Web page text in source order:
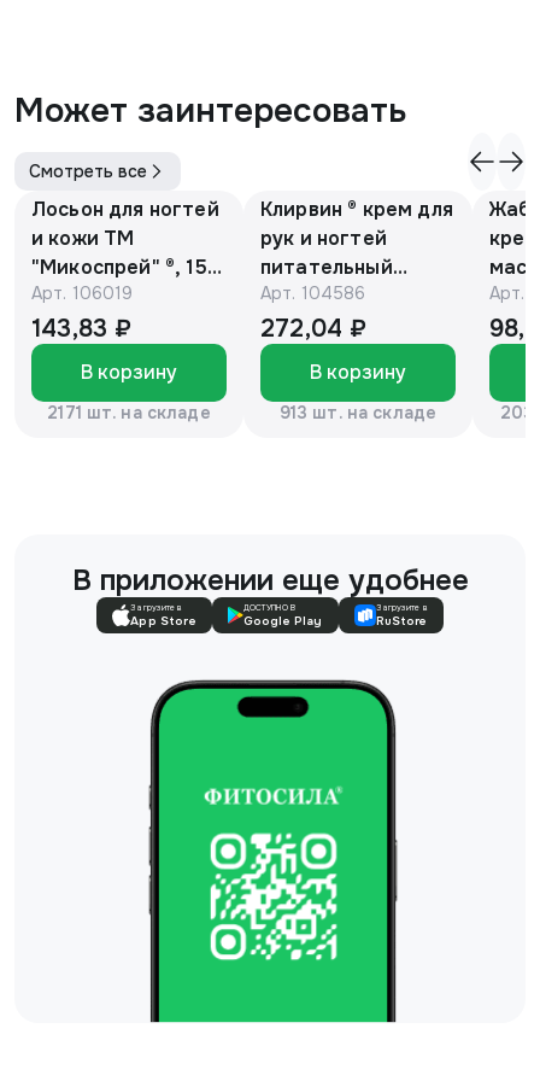
Может заинтересовать
Смотреть все
Лосьон для ногтей
и кожи ТМ
"Микоспрей" ®, 15
мл
Арт. 106019
143,83 ₽
В корзину
2171 шт. на складе
Клирвин ® крем для
рук и ногтей
питательный
против
гиперпигментации
для осветления
кожи 75 г
Арт. 104586
272,04 ₽
В корзину
913 шт. на складе
Арт.
В приложении еще удобнее
Загрузите в
App Store
ДОСТУПНО В
Google Play
Загрузите в
RuStore